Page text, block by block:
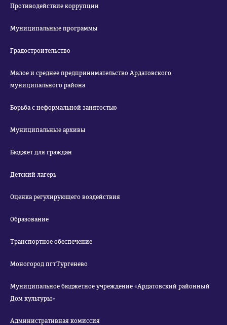
Противодействие коррупции
Муниципальные программы
Градостроительство
Малое и среднее предпринимательство Ардатовского
муниципального района
Борьба с неформальной занятостью
Муниципальные архивы
Бюджет для граждан
Детский лагерь
Оценка регулирующего воздействия
Образование
Транспортное обеспечение
Моногород пгт.Тургенево
Муниципальное бюджетное учреждение «Ардатовский районный
Дом культуры»
Административная комиссия